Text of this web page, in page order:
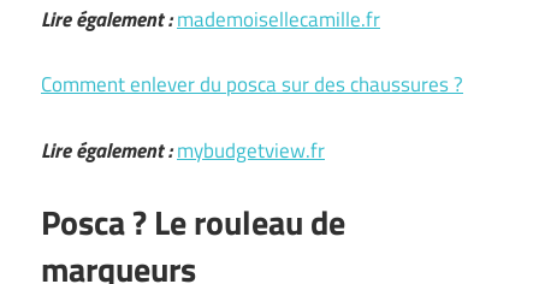
Lire également :mademoisellecamille.fr
Comment enlever du posca sur des chaussures ?
Lire également :mybudgetview.fr
Posca ? Le rouleau de
marqueurs